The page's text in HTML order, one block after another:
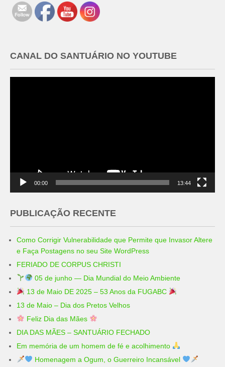
CANAL DO SANTUÁRIO NO YOUTUBE
00:00 13:44
PUBLICAÇÃO RECENTE
Como Corrigir Vulnerabilidade que Permite que Invasor Altere
e Faça Postagens no seu Site WordPress
FERIADO DE CORPUS CHRISTI
05 de junho — Dia Mundial do Meio Ambiente
13 de Maio DE 2025 – 53 Anos da FUGABC
13 de Maio – Dia dos Pretos Velhos
Feliz Dia das Mães
DIA DAS MÃES – SANTUÁRIO FECHADO
Em memória de um homem de fé e acolhimento
Homenagem a Ogum, o Guerreiro Incansável